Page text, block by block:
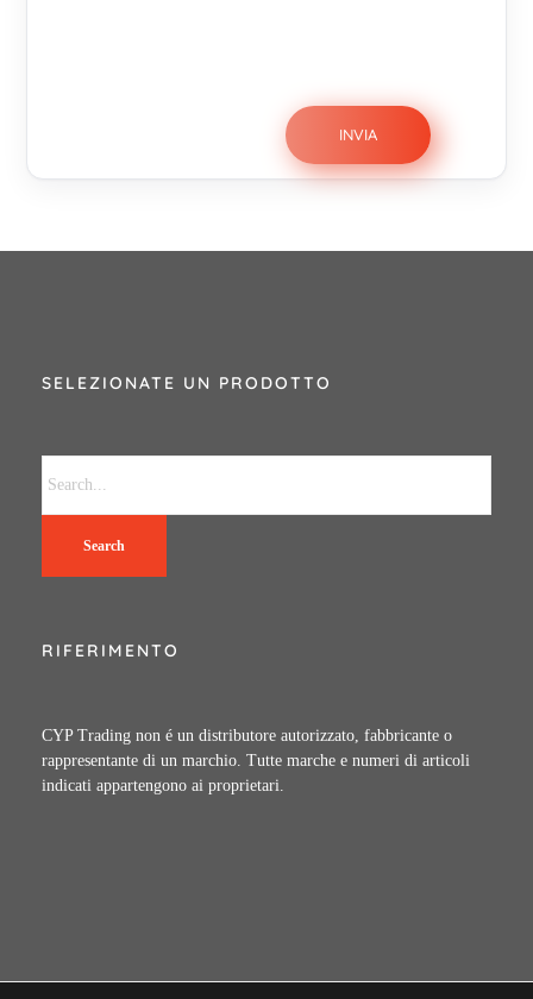
SELEZIONATE UN PRODOTTO
Search
RIFERIMENTO
CYP Trading non é un distributore autorizzato, fabbricante o
rappresentante di un marchio. Tutte marche e numeri di articoli
indicati appartengono ai proprietari.